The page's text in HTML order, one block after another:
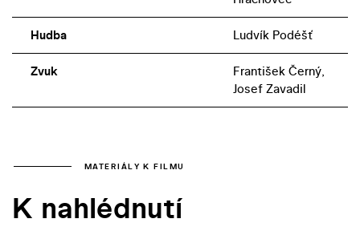
Hudba Ludvík Podéšť
Zvuk
František Černý,
Josef Zavadil
MATERIÁLY K FILMU
K nahlédnutí